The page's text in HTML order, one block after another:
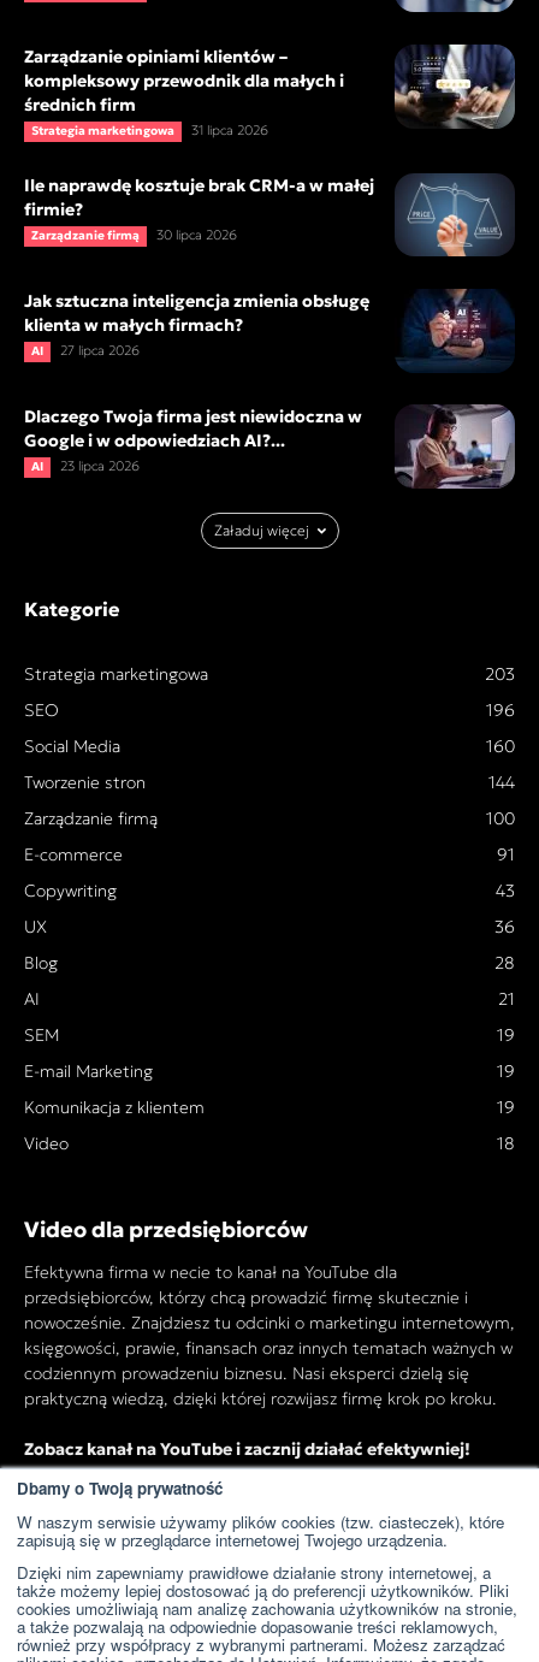
Dbamy o Twoją prywatność
W naszym serwisie używamy plików cookies (tzw. ciasteczek), które
zapisują się w przeglądarce internetowej Twojego urządzenia.
Dzięki nim zapewniamy prawidłowe działanie strony internetowej, a
także możemy lepiej dostosować ją do preferencji użytkowników. Pliki
cookies umożliwiają nam analizę zachowania użytkowników na stronie,
a także pozwalają na odpowiednie dopasowanie treści reklamowych,
również przy współpracy z wybranymi partnerami. Możesz zarządzać
Zarządzanie opiniami klientów –
kompleksowy przewodnik dla małych i
średnich firm
Strategia marketingowa 31 lipca 2026
Ile naprawdę kosztuje brak CRM-a w małej
firmie?
Zarządzanie firmą 30 lipca 2026
Jak sztuczna inteligencja zmienia obsługę
klienta w małych firmach?
AI 27 lipca 2026
Dlaczego Twoja firma jest niewidoczna w
Google i w odpowiedziach AI?...
AI 23 lipca 2026
Załaduj więcej
Kategorie
Strategia marketingowa
203
SEO
196
Social Media
160
Tworzenie stron
144
Zarządzanie firmą
100
E-commerce
91
Copywriting
43
UX
36
Blog
28
AI
21
SEM
19
E-mail Marketing
19
Komunikacja z klientem
19
Video
18
Video dla przedsiębiorców
Efektywna firma w necie to kanał na YouTube dla
przedsiębiorców, którzy chcą prowadzić firmę skutecznie i
nowocześnie. Znajdziesz tu odcinki o marketingu internetowym,
księgowości, prawie, finansach oraz innych tematach ważnych w
codziennym prowadzeniu biznesu. Nasi eksperci dzielą się
praktyczną wiedzą, dzięki której rozwijasz firmę krok po kroku.
Zobacz kanał na YouTube i zacznij działać efektywniej!
Przejdź do kanału YouTube